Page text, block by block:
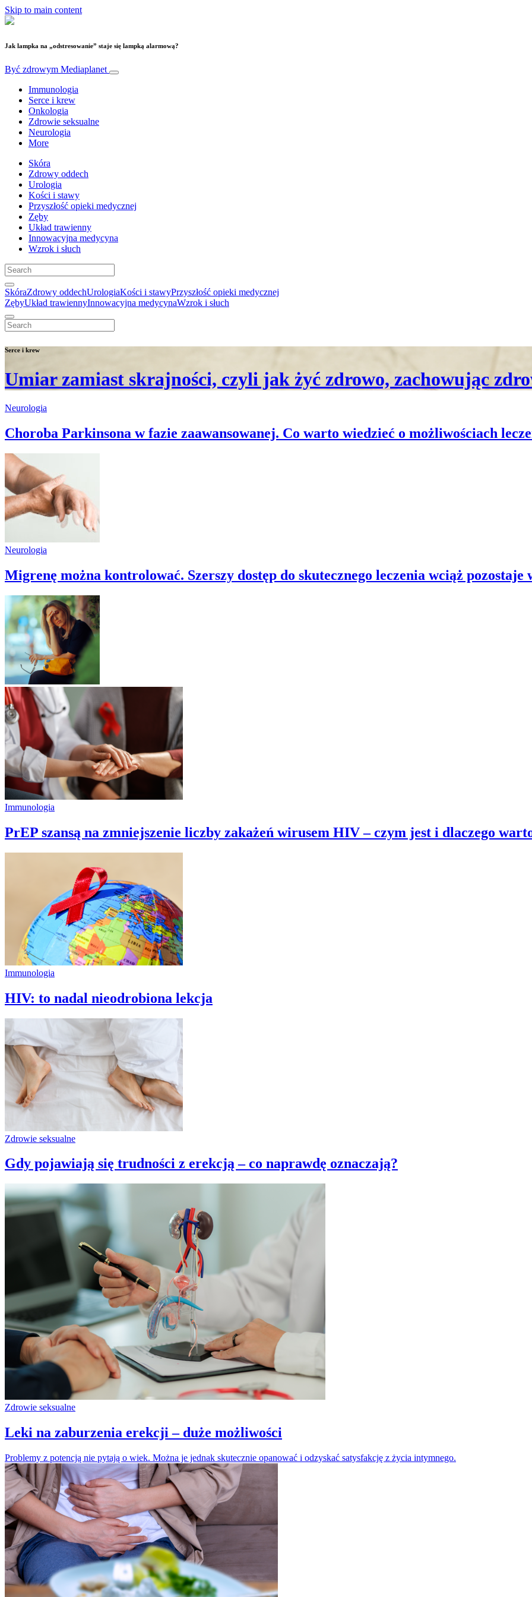
Skip to main content
Jak lampka na „odstresowanie” staje się lampką alarmową?
Być zdrowym Mediaplanet
Immunologia
Serce i krew
Onkologia
Zdrowie seksualne
Neurologia
More
Skóra
Zdrowy oddech
Urologia
Kości i stawy
Przyszłość opieki medycznej
Zęby
Układ trawienny
Innowacyjna medycyna
Wzrok i słuch
SkóraZdrowy oddechUrologiaKości i stawyPrzyszłość opieki medycznej
ZębyUkład trawiennyInnowacyjna medycynaWzrok i słuch
Serce i krew
Umiar zamiast skrajności, czyli jak żyć zdrowo, zachowując
Neurologia
Choroba Parkinsona w fazie zaawansowanej. Co warto wiedzieć o możliwościach
Neurologia
Migrenę można kontrolować. Szerszy dostęp do skutecznego leczenia wciąż pozostaje
Immunologia
PrEP szansą na zmniejszenie liczby zakażeń wirusem HIV – czym jest i dlaczego
Immunologia
HIV: to nadal nieodrobiona lekcja
Zdrowie seksualne
Gdy pojawiają się trudności z erekcją – co naprawdę oznaczają?
Zdrowie seksualne
Leki na zaburzenia erekcji – duże możliwości
Problemy z potencją nie pytają o wiek. Można je jednak skutecznie opanować i odzyskać satysfakcję z życia intymnego.